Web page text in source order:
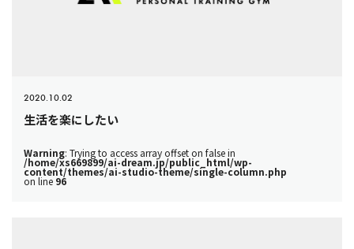
2020.10.02
生活を楽にしたい
Warning: Trying to access array offset on false in
/home/xs669899/ai-dream.jp/public_html/wp-
content/themes/ai-studio-theme/single-column.php
on line 96